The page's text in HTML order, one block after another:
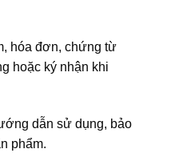
hóa đơn, chứng từ
hoặc ký nhận khi
dẫn sử dụng, bảo
phẩm.